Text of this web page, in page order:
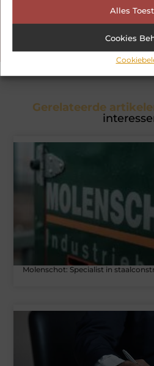
Alles
Cookies
Ontdek de boeiende en interessante
Gerelateerde
Molenschot: Specialist in